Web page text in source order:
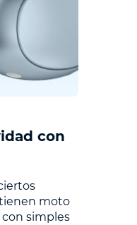
con
moto
con simples